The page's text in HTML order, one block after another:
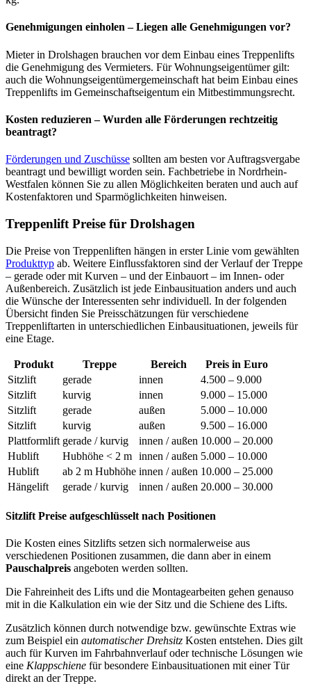
Genehmigungen einholen – Liegen alle Genehmigungen vor?
Mieter in Drolshagen brauchen vor dem Einbau eines Treppenlifts
die Genehmigung des Vermieters. Für Wohnungseigentümer gilt:
auch die Wohnungseigentümergemeinschaft hat beim Einbau eines
Treppenlifts im Gemeinschaftseigentum ein Mitbestimmungsrecht.
Kosten reduzieren – Wurden alle Förderungen rechtzeitig
beantragt?
Förderungen und Zuschüsse sollten am besten vor Auftragsvergabe
beantragt und bewilligt worden sein. Fachbetriebe in Nordrhein-
Westfalen können Sie zu allen Möglichkeiten beraten und auch auf
Kostenfaktoren und Sparmöglichkeiten hinweisen.
Treppenlift Preise für Drolshagen
Die Preise von Treppenliften hängen in erster Linie vom gewählten
Produkttyp ab. Weitere Einflussfaktoren sind der Verlauf der Treppe
– gerade oder mit Kurven – und der Einbauort – im Innen- oder
Außenbereich. Zusätzlich ist jede Einbausituation anders und auch
die Wünsche der Interessenten sehr individuell. In der folgenden
Übersicht finden Sie Preisschätzungen für verschiedene
Treppenliftarten in unterschiedlichen Einbausituationen, jeweils für
eine Etage.
Produkt Treppe Bereich
Preis in Euro
Sitzlift
gerade innen
4.500 – 9.000
Sitzlift
kurvig innen
9.000 – 15.000
Sitzlift
gerade außen
5.000 – 10.000
Sitzlift
kurvig außen
9.500 – 16.000
Plattformlift gerade / kurvig innen / außen 10.000 – 20.000
Hublift
Hubhöhe < 2 m innen / außen 5.000 – 10.000
Hublift
ab 2 m Hubhöhe innen / außen 10.000 – 25.000
Hängelift
gerade / kurvig innen / außen 20.000 – 30.000
Sitzlift Preise aufgeschlüsselt nach Positionen
Die Kosten eines Sitzlifts setzen sich normalerweise aus
verschiedenen Positionen zusammen, die dann aber in einem
Pauschalpreis angeboten werden sollten.
Die Fahreinheit des Lifts und die Montagearbeiten gehen genauso
mit in die Kalkulation ein wie der Sitz und die Schiene des Lifts.
Zusätzlich können durch notwendige bzw. gewünschte Extras wie
zum Beispiel ein automatischer Drehsitz Kosten entstehen. Dies gilt
auch für Kurven im Fahrbahnverlauf oder technische Lösungen wie
eine Klappschiene für besondere Einbausituationen mit einer Tür
direkt an der Treppe.